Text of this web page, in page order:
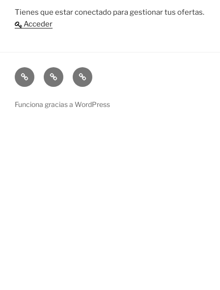
Tienes que estar conectado para gestionar tus ofertas.
Acceder
ConveniosOfertas
de
Perfiles
Tecnológicos
Funciona gracias a WordPress